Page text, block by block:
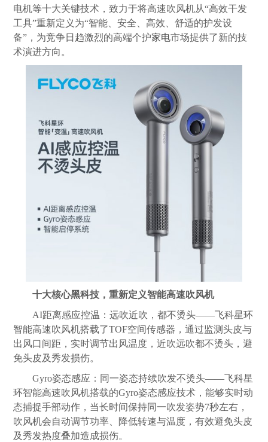
电机等十大关键技术，致力于将高速吹风机从“高效干发
工具”重新定义为“智能、安全、高效、舒适的护发设
备”，为竞争日趋激烈的高端个护家电市场提供了新的技
术演进方向。
十大核心黑科技，重新定义智能高速吹风机
AI距离感应控温：远吹近吹，都不烫头——飞科星环
智能高速吹风机搭载了TOF空间传感器，通过监测头皮与
出风口间距，实时调节出风温度，近吹远吹都不烫头，避
免头皮及秀发损伤。
Gyro姿态感应：同一姿态持续吹发不烫头——飞科星
环智能高速吹风机搭载的Gyro姿态感应技术，能够实时动
态捕捉手部动作，当长时间保持同一吹发姿势7秒左右，
吹风机会自动调节功率、降低转速与温度，有效避免头皮
及秀发热度叠加造成损伤。